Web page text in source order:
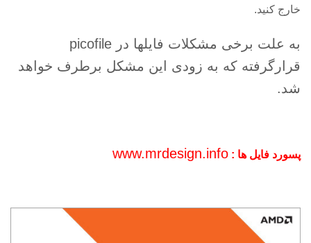
خارج کنید.
به علت برخی مشکلات فایلها در picofile
قرارگرفته که به زودی این مشکل برطرف خواهد
شد.
پسورد فایل ها : www.mrdesign.info